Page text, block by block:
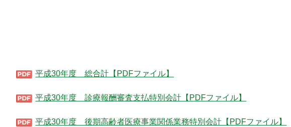
平成30年度 総合計【PDFファイル】
平成30年度 診療報酬審査支払特別会計【PDFファイル】
平成30年度 後期高齢者医療事業関係業務特別会計【PDFファイル】